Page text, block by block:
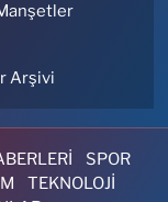
Arşivi
SPOR
TEKNOLOJİ